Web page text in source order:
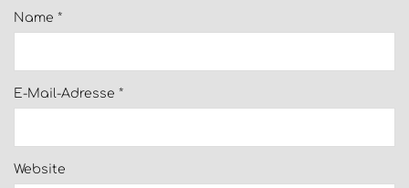
Name *
E-Mail-Adresse *
Website